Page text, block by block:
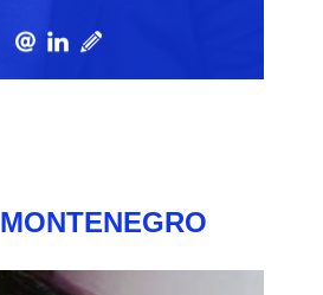
MONTENEGRO